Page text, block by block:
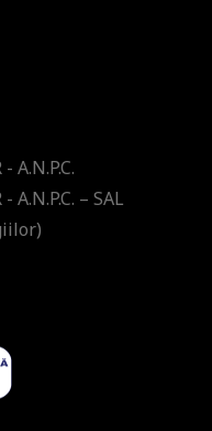
A.N.P.C.
A.N.P.C. – SAL